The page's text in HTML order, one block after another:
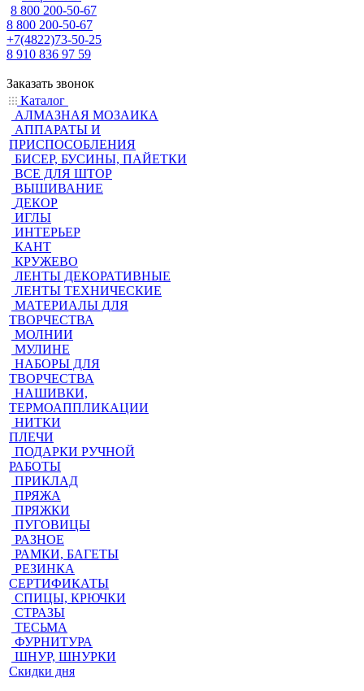
8 800 200-50-67
8 800 200-50-67
+7(4822)73-50-25
8 910 836 97 59
Заказать звонок
Каталог
АЛМАЗНАЯ МОЗАИКА
АППАРАТЫ И
ПРИСПОСОБЛЕНИЯ
БИСЕР, БУСИНЫ, ПАЙЕТКИ
ВСЕ ДЛЯ ШТОР
ВЫШИВАНИЕ
ДЕКОР
ИГЛЫ
ИНТЕРЬЕР
КАНТ
КРУЖЕВО
ЛЕНТЫ ДЕКОРАТИВНЫЕ
ЛЕНТЫ ТЕХНИЧЕСКИЕ
МАТЕРИАЛЫ ДЛЯ
ТВОРЧЕСТВА
МОЛНИИ
МУЛИНЕ
НАБОРЫ ДЛЯ
ТВОРЧЕСТВА
НАШИВКИ,
ТЕРМОАППЛИКАЦИИ
НИТКИ
ПЛЕЧИ
ПОДАРКИ РУЧНОЙ
РАБОТЫ
ПРИКЛАД
ПРЯЖА
ПРЯЖКИ
ПУГОВИЦЫ
РАЗНОЕ
РАМКИ, БАГЕТЫ
РЕЗИНКА
СЕРТИФИКАТЫ
СПИЦЫ, КРЮЧКИ
СТРАЗЫ
ТЕСЬМА
ФУРНИТУРА
ШНУР, ШНУРКИ
Скидки дня